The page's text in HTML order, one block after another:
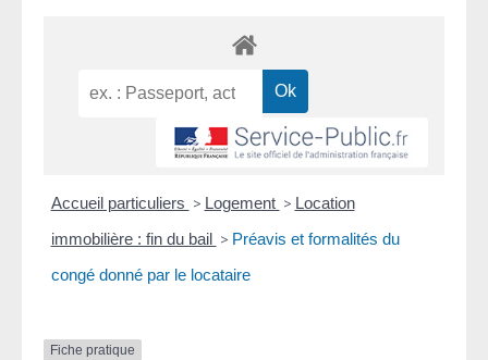
Accueil particuliers > Logement > Location
immobilière : fin du bail
> Préavis et formalités du
congé donné par le locataire
Fiche pratique